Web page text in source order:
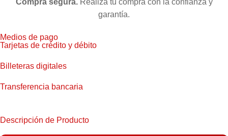
Compra segura.Realiza tu compra con la confianza y
garantía.
Medios de pago
Tarjetas de crédito y débito
Billeteras digitales
Transferencia bancaria
Descripción de Producto